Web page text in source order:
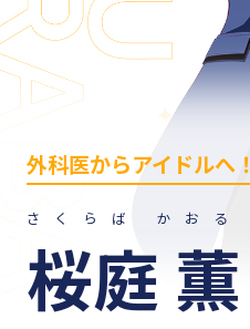
外科医からアイドルへ！
さくらば かおる
桜庭 薫